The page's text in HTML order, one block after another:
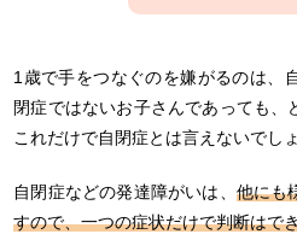
1歳で手をつなぐのを嫌がるのは、
閉症ではないお子さんであっても、
これだけで自閉症とは言えないでしょ
自閉症などの発達障がいは、 他にも
すので、一つの症状だけで判断はで